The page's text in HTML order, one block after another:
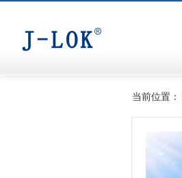
当前位置：